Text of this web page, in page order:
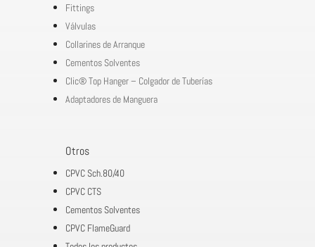
Fittings
Válvulas
Collarines de Arranque
Cementos Solventes
Clic® Top Hanger – Colgador de Tuberías
Adaptadores de Manguera
Otros
CPVC Sch.80/40
CPVC CTS
Cementos Solventes
CPVC FlameGuard